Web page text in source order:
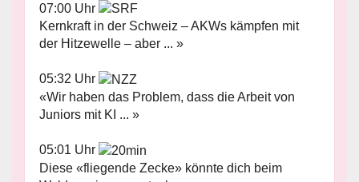
07:00 Uhr
Kernkraft in der Schweiz – AKWs kämpfen mit
der Hitzewelle – aber ... »
05:32 Uhr
«Wir haben das Problem, dass die Arbeit von
Juniors mit KI ... »
05:01 Uhr
Diese «fliegende Zecke» könnte dich beim